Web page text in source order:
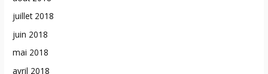
juillet 2018
juin 2018
mai 2018
avril 2018